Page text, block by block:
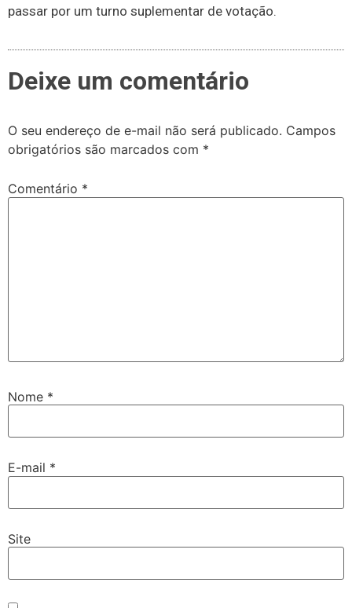
passar por um turno suplementar de votação.
Deixe um comentário
O seu endereço de e-mail não será publicado. Campos
obrigatórios são marcados com *
Comentário *
Nome *
E-mail *
Site